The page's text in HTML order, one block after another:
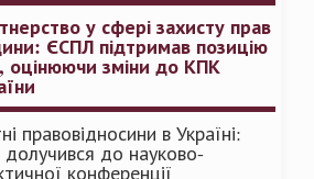
у сфері захисту прав
ЄСПЛ підтримав позицію
оцінюючи зміни до КПК
правовідносини в Україні:
до науково-
конференції